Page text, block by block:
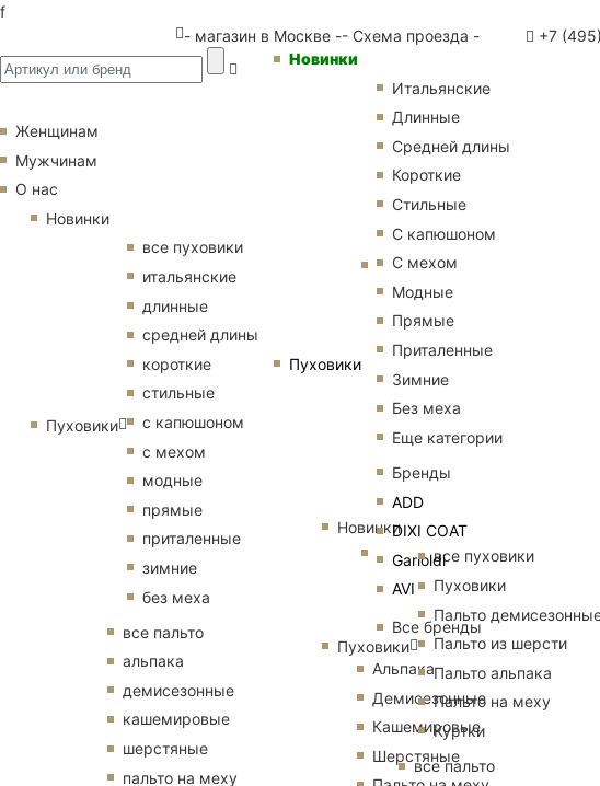
f
- магазин в Москве -- Схема проезда - +7
Новинки
Пуховики
Итальянские
Длинные
Средней длины
Короткие
Стильные
С капюшоном
С мехом
Модные
Прямые
Приталенные
Зимние
Без меха
Еще категории
Бренды
ADD
DIXI COAT
Garioldi
AVI
Все бренды
Альпака
Демисезонные
Кашемировые
Шерстяные
Женщинам
Мужчинам
О нас
Новинки
Пуховики
все пуховики
итальянские
длинные
средней длины
короткие
стильные
с капюшоном
с мехом
модные
прямые
приталенные
зимние
без меха
все пальто
альпака
демисезонные
кашемировые
шерстяные
пальто на меху
Новинки
Пуховики
все пуховики
Пуховики
Пальто
Пальто из шерсти
Пальто альпака
Пальто на меху
Куртки
все пальто